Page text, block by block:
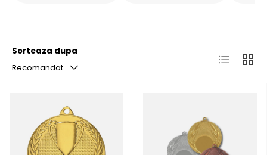
Sorteaza dupa
Recomandat
Lista Grila